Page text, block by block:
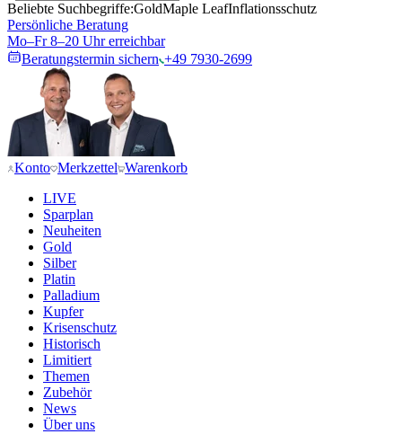
Beliebte Suchbegriffe:GoldMaple LeafInflationsschutz
Persönliche Beratung
Mo–Fr 8–20 Uhr erreichbar
Beratungstermin sichern +49 7930-2699
Konto Merkzettel Warenkorb
LIVE
Sparplan
Neuheiten
Gold
Silber
Platin
Palladium
Kupfer
Krisenschutz
Historisch
Limitiert
Themen
Zubehör
News
Über uns